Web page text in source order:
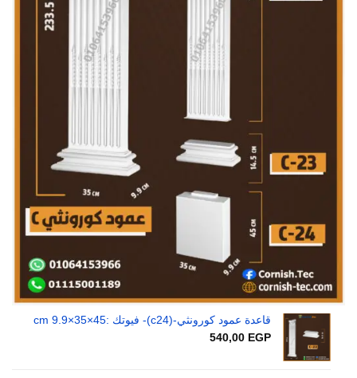
قاعدة عمود كورونثي-(c24)- فيوتك :45×35×9.9 cm
540,00 EGP